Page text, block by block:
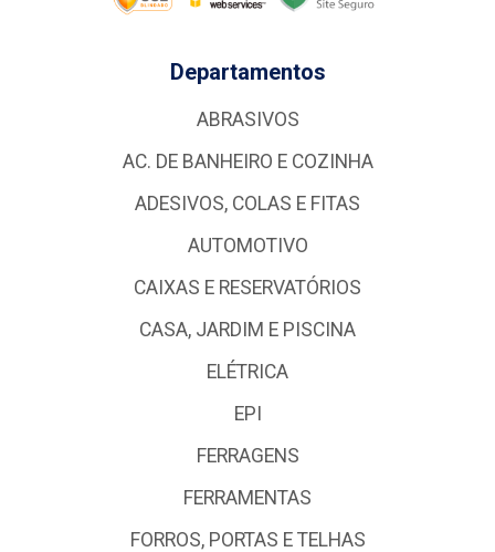
Departamentos
ABRASIVOS
AC. DE BANHEIRO E COZINHA
ADESIVOS, COLAS E FITAS
AUTOMOTIVO
CAIXAS E RESERVATÓRIOS
CASA, JARDIM E PISCINA
ELÉTRICA
EPI
FERRAGENS
FERRAMENTAS
FORROS, PORTAS E TELHAS